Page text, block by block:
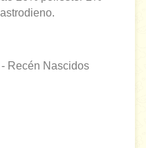
Recén Nascidos